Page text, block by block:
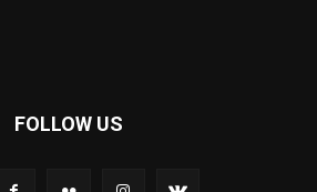
FOLLOW US